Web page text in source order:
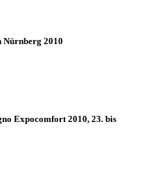
2010
Expocomfort 2010, 23. bis